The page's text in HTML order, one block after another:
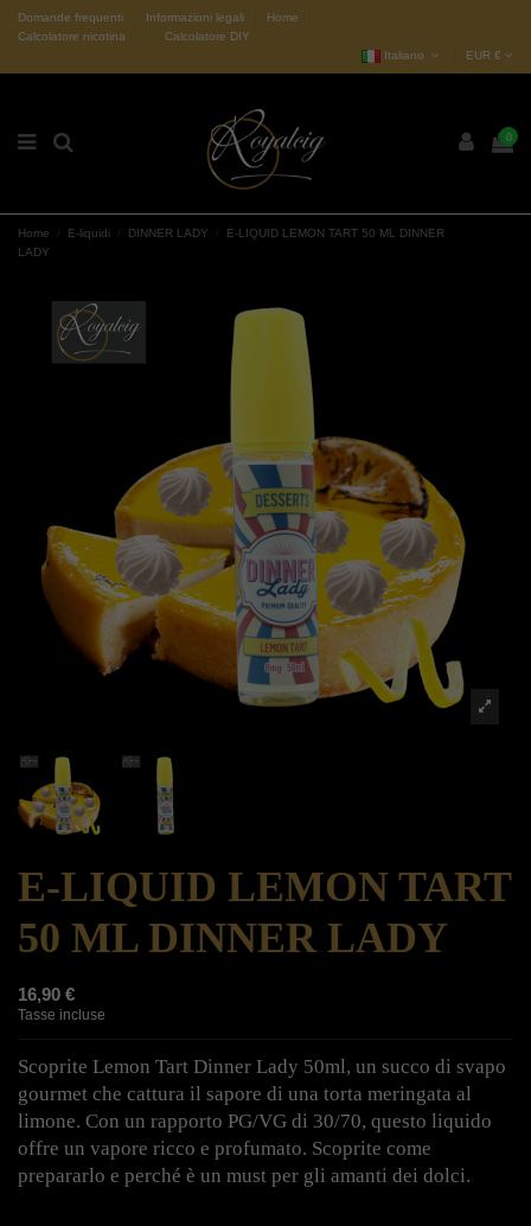
Domande frequenti Informazioni legali
Home
Calcolatore nicotina
Calcolatore DIY
Italiano
EUR €
0
Home E-liquidi DINNER LADY
E-LIQUID LEMON TART 50 ML DINNER
LADY
E-LIQUID LEMON TART
50 ML DINNER LADY
16,90 €
Tasse incluse
Scoprite Lemon Tart Dinner Lady 50ml, un succo di svapo
gourmet che cattura il sapore di una torta meringata al
limone. Con un rapporto PG/VG di 30/70, questo liquido
offre un vapore ricco e profumato. Scoprite come
prepararlo e perché è un must per gli amanti dei dolci.